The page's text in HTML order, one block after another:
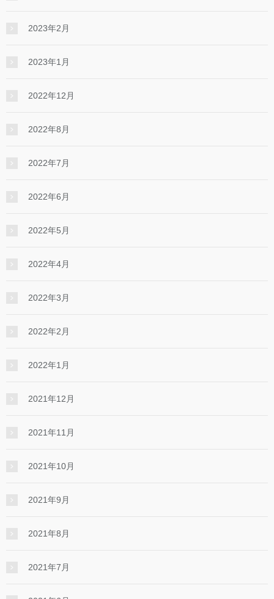
2023年2月
2023年1月
2022年12月
2022年8月
2022年7月
2022年6月
2022年5月
2022年4月
2022年3月
2022年2月
2022年1月
2021年12月
2021年11月
2021年10月
2021年9月
2021年8月
2021年7月